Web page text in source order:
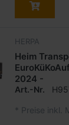
HERPA
Heim
2024 -
Art.-Nr.
* Preise inkl.